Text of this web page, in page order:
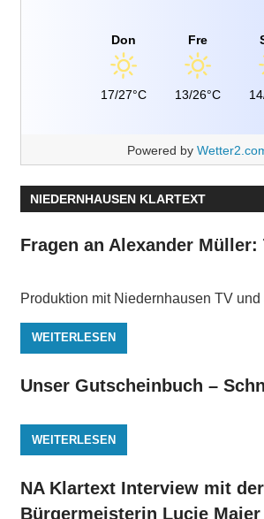
Don
17/27°C
Fre
13/26°C
Powered by
NIEDERNHAUSEN KLARTEXT
Fragen an Alexander Müller:
Produktion mit Niedernhausen TV
WEITERLESEN
Unser Gutscheinbuch –
WEITERLESEN
NA Klartext Interview mit der
Bürgermeisterin Lucie